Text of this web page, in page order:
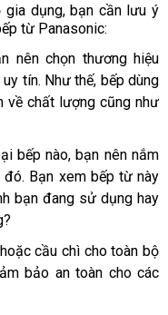
gia dụng, bạn cần lưu ý
từ Panasonic:
nên chọn thương hiệu
tín. Như thế, bếp dùng
chất lượng cũng như
bếp nào, bạn nên nắm
Bạn xem bếp từ này
bạn đang sử dụng hay
cầu chì cho toàn bộ
bảo an toàn cho các